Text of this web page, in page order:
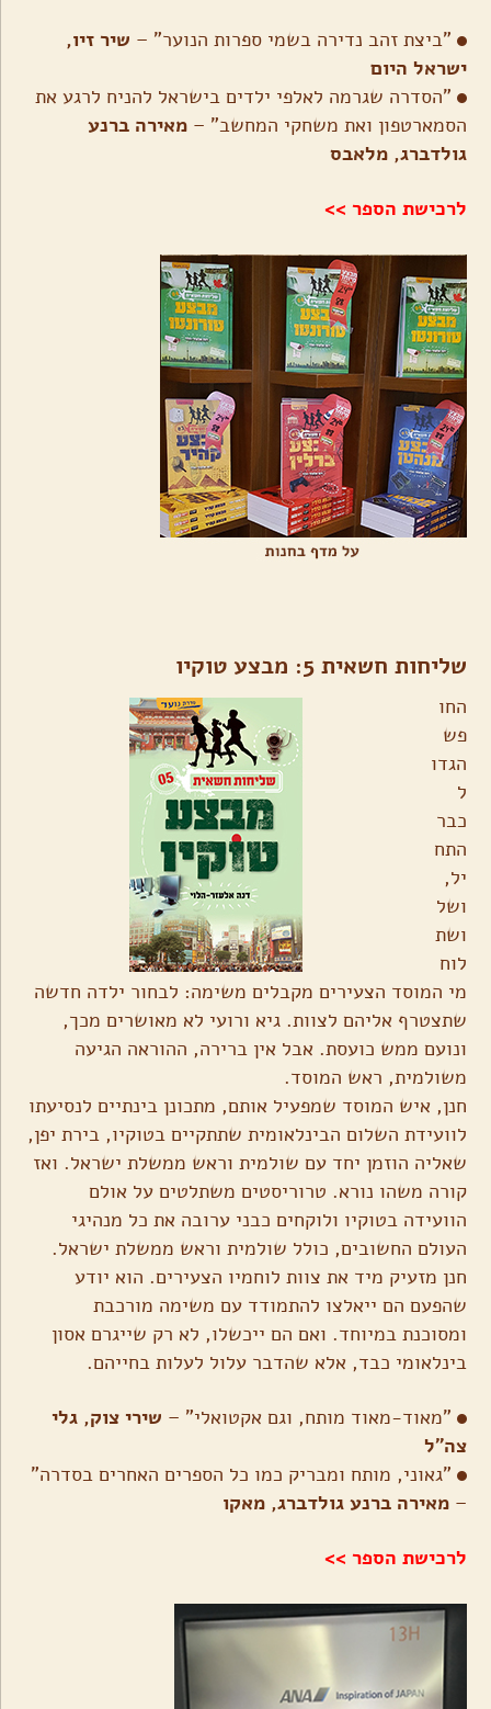
"ביצת זהב נדירה בשמי ספרות הנוער" – שיר זיו,
ישראל היום
"הסדרה שגרמה לאלפי ילדים בישראל להניח לרגע את
הסמארטפון ואת משחקי המחשב" –מאירה ברנע
גולדברג, מלאבס
לרכישת הספר >>
שליחות חשאית 5: מבצע טוקיו
החו
פש
הגדו
ל
כבר
התח
יל,
ושל
ושת
לוח
מי המוסד הצעירים מקבלים משימה: לבחור ילדה חדשה
שתצטרף אליהם לצוות. גיא ורועי לא מאושרים מכך,
ונועם ממש כועסת. אבל אין ברירה, ההוראה הגיעה
משולמית, ראש המוסד.
חנן, איש המוסד שמפעיל אותם, מתכונן בינתיים לנסיעתו
לוועידת השלום הבינלאומית שתתקיים בטוקיו, בירת יפן,
שאליה הוזמן יחד עם שולמית וראש ממשלת ישראל. ואז
קורה משהו נורא. טרוריסטים משתלטים על אולם
הוועידה בטוקיו ולוקחים כבני ערובה את כל מנהיגי
העולם החשובים, כולל שולמית וראש ממשלת ישראל.
חנן מזעיק מיד את צוות לוחמיו הצעירים. הוא יודע
שהפעם הם ייאלצו להתמודד עם משימה מורכבת
ומסוכנת במיוחד. ואם הם ייכשלו, לא רק שייגרם אסון
בינלאומי כבד, אלא שהדבר עלול לעלות בחייהם.
"מאוד-מאוד מותח, וגם אקטואלי" – שירי צוק, גלי
צה"ל
"גאוני, מותח ומבריק כמו כל הספרים האחרים בסדרה"
–מאירה ברנע גולדברג, מאקו
לרכישת הספר >>